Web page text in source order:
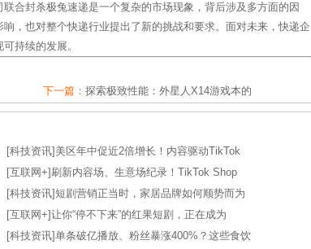
合封杀极兔速递是一个复杂的市场现象，背后涉及多方面的因
，也对整个快递行业提出了新的挑战和要求。面对未来，快递企
持续的发展。
下一篇： 探索极致性能：外星人X14游戏本的
[科技资讯] 美区年中促近2倍增长！内容驱动TikTok
[互联网+] 刷新内容场、生意场纪录！TikTok Shop
[科技资讯]短剧营销正当时，家居品牌如何顺势而为
[互联网+]让你“停不下来”的红果短剧，正在成为
[科技资讯]单条破亿播放、粉丝暴涨400%？这些食饮